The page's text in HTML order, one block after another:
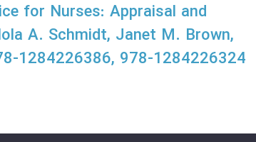
for Nurses: Appraisal and
A. Schmidt, Janet M. Brown,
1284226386, 978-1284226324